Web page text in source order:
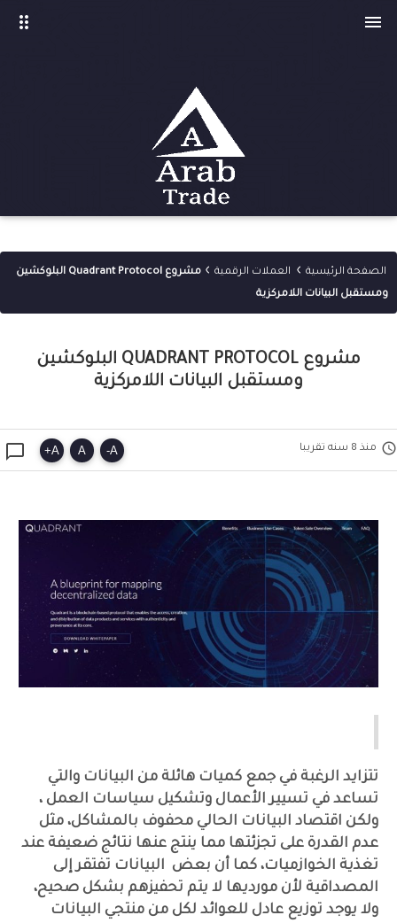

drag_indicator
الصفحة الرئيسية › العملات الرقمية ›
مشروع Quadrant Protocol البلوكشين
ومستقبل البيانات اللامركزية
مشروع QUADRANT PROTOCOL البلوكشين
ومستقبل البيانات اللامركزية
 منذ 8 سنه تقريبا  A
-
A
A
+
تتزايد الرغبة في جمع كميات هائلة من البيانات والتي
تساعد في تسيير الأعمال وتشكيل سياسات العمل ،
ولكن اقتصاد البيانات الحالي محفوف بالمشاكل، مثل
عدم القدرة على تجزئتها مما ينتج عنها نتائج ضعيفة عند
تغذية الخوازميات، كما أن بعض البيانات تفتقر إلى
المصداقية لأن مورديها لا يتم تحفيزهم بشكل صحيح،
ولا يوجد توزيع عادل للعوائد لكل من منتجي البيانات